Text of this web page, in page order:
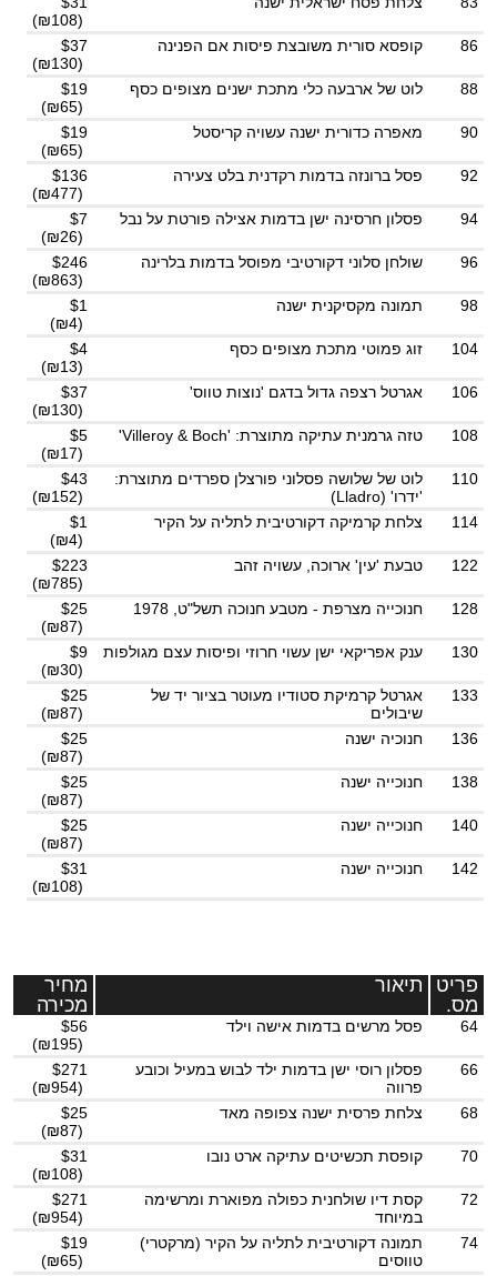
(₪108)
86
קופסא סורית משובצת פיסות אם הפנינה
$37
(₪130)
88
לוט של ארבעה כלי מתכת ישנים מצופים כסף
$19
(₪65)
90
מאפרה כדורית ישנה עשויה קריסטל
$19
(₪65)
92
פסל ברונזה בדמות רקדנית בלט צעירה
$136
(₪477)
94
פסלון חרסינה ישן בדמות אצילה פורטת על נבל
$7
(₪26)
96
שולחן סלוני דקורטיבי מפוסל בדמות בלרינה
$246
(₪863)
98
תמונה מקסיקנית ישנה
$1
(₪4)
104
זוג פמוטי מתכת מצופים כסף
$4
(₪13)
106
אגרטל רצפה גדול בדגם 'נוצות טווס'
$37
(₪130)
108
טזה גרמנית עתיקה מתוצרת: 'Villeroy & Boch'
$5
(₪17)
110
לוט של שלושה פסלוני פורצלן ספרדים מתוצרת:
'ידרו' (Lladro)
$43
(₪152)
114
צלחת קרמיקה דקורטיבית לתליה על הקיר
$1
(₪4)
122
טבעת 'עין' ארוכה, עשויה זהב
$223
(₪785)
128
חנוכייה מצרפת - מטבע חנוכה תשל"ט, 1978
$25
(₪87)
130
ענק אפריקאי ישן עשוי חרוזי ופיסות עצם מגולפות
$9
(₪30)
133
אגרטל קרמיקת סטודיו מעוטר בציור יד של
שיבולים
$25
(₪87)
136
חנוכיה ישנה
$25
(₪87)
138
חנוכייה ישנה
$25
(₪87)
140
חנוכייה ישנה
$25
(₪87)
142
חנוכייה ישנה
$31
(₪108)
פריט
מס.
תיאור
מחיר
מכירה
64 פסל מרשים בדמות אישה וילד
$56
(₪195)
66
פסלון רוסי ישן בדמות ילד לבוש במעיל וכובע
פרווה
$271
(₪954)
68
צלחת פרסית ישנה צפופה מאד
$25
(₪87)
70
קופסת תכשיטים עתיקה ארט נובו
$31
(₪108)
72
קסת דיו שולחנית כפולה מפוארת ומרשימה
במיוחד
$271
(₪954)
74
תמונה דקורטיבית לתליה על הקיר (מרקטרי)
טווסים
$19
(₪65)